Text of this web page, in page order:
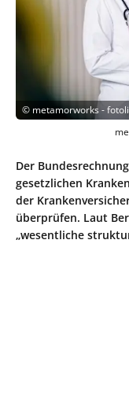
© metamorworks -
Der
gesetzlichen
der
überprüfen. Laut
„wesentliche